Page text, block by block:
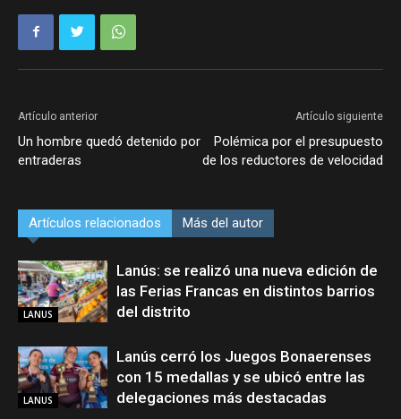
Artículo anterior
Un hombre quedó detenido por
entraderas
Artículo siguiente
Polémica por el presupuesto
de los reductores de velocidad
Artículos relacionados Más del autor
LANUS
Lanús: se realizó una nueva edición de
las Ferias Francas en distintos barrios
del distrito
LANUS
Lanús cerró los Juegos Bonaerenses
con 15 medallas y se ubicó entre las
delegaciones más destacadas